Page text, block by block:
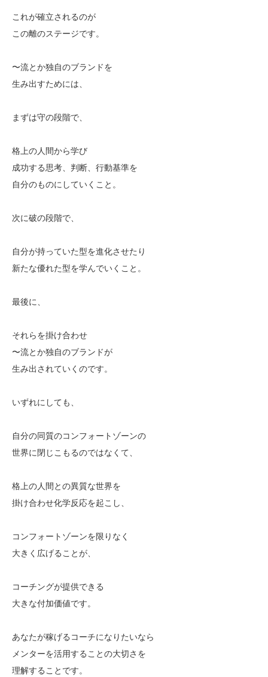
これが確立されるのが
この離のステージです。
〜流とか独自のブランドを
生み出すためには、
まずは守の段階で、
格上の人間から学び
成功する思考、判断、行動基準を
自分のものにしていくこと。
次に破の段階で、
自分が持っていた型を進化させたり
新たな優れた型を学んでいくこと。
最後に、
それらを掛け合わせ
〜流とか独自のブランドが
生み出されていくのです。
いずれにしても、
自分の同質のコンフォートゾーンの
世界に閉じこもるのではなくて、
格上の人間との異質な世界を
掛け合わせ化学反応を起こし、
コンフォートゾーンを限りなく
大きく広げることが、
コーチングが提供できる
大きな付加価値です。
あなたが稼げるコーチになりたいなら
メンターを活用することの大切さを
理解することです。